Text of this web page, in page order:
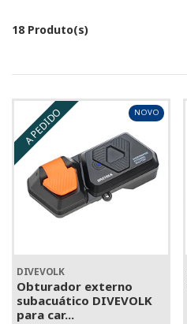
18 Produto(s)
A PEDIDO NOVO
DIVEVOLK
Obturador externo
subacuático DIVEVOLK
para car...